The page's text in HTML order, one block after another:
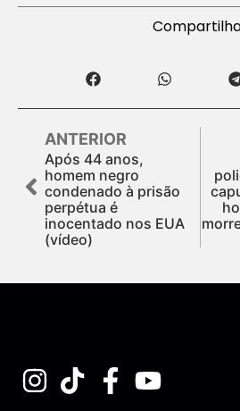
ANTERIOR
Após 44 anos,
homem negro
condenado à prisão
perpétua é
inocentado nos EUA
(vídeo)